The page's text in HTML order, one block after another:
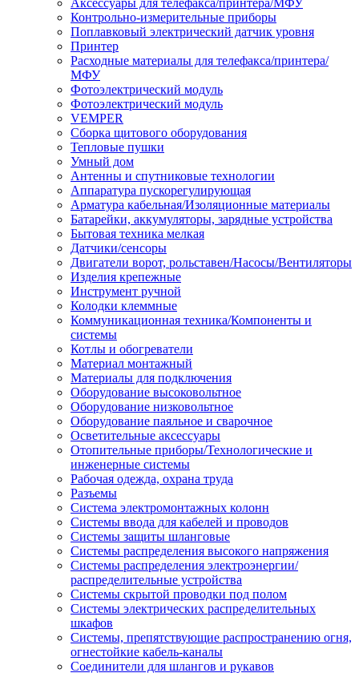
Аксессуары для телефакса/принтера/МФУ
Контрольно-измерительные приборы
Поплавковый электрический датчик уровня
Принтер
Расходные материалы для телефакса/принтера/
МФУ
Фотоэлектрический модуль
Фотоэлектрический модуль
VEMPER
Сборка щитового оборудования
Тепловые пушки
Умный дом
Антенны и спутниковые технологии
Аппаратура пускорегулирующая
Арматура кабельная/Изоляционные материалы
Батарейки, аккумуляторы, зарядные устройства
Бытовая техника мелкая
Датчики/сенсоры
Двигатели ворот, рольставен/Насосы/Вентиляторы
Изделия крепежные
Инструмент ручной
Колодки клеммные
Коммуникационная техника/Компоненты и
системы
Котлы и обогреватели
Материал монтажный
Материалы для подключения
Оборудование высоковольтное
Оборудование низковольтное
Оборудование паяльное и сварочное
Осветительные аксессуары
Отопительные приборы/Технологические и
инженерные системы
Рабочая одежда, охрана труда
Разъемы
Система электромонтажных колонн
Системы ввода для кабелей и проводов
Системы защиты шланговые
Системы распределения высокого напряжения
Системы распределения электроэнергии/
распределительные устройства
Системы скрытой проводки под полом
Системы электрических распределительных
шкафов
Системы, препятствующие распространению огня,
огнестойкие кабель-каналы
Соединители для шлангов и рукавов